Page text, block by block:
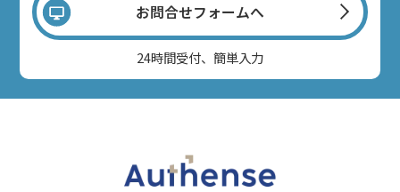
お問合せフォームへ
24時間受付、簡単入力